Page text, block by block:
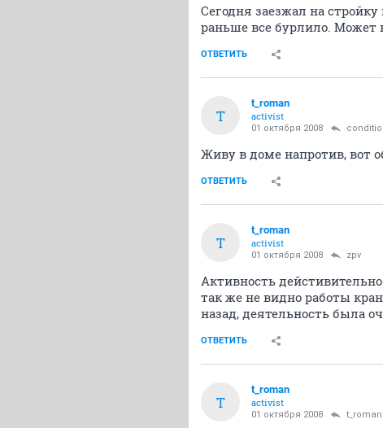
Сегодня заезжал на
раньше все бурлило. Может
ОТВЕТИТЬ
T
t_roman
activist
01 октября 2008
Живу в доме напротив, вот
ОТВЕТИТЬ
T
t_roman
activist
01 октября 2008 zpv
Активность
так же не видно работы
назад, деятельность была
ОТВЕТИТЬ
T
t_roman
activist
01 октября 2008 t_roman